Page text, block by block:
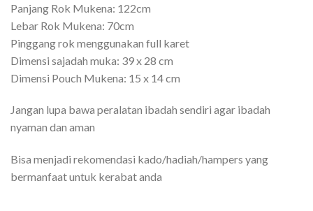
Panjang Rok Mukena: 122cm
Lebar Rok Mukena: 70cm
Pinggang rok menggunakan full karet
Dimensi sajadah muka: 39 x 28 cm
Dimensi Pouch Mukena: 15 x 14 cm
Jangan lupa bawa peralatan ibadah sendiri agar ibadah
nyaman dan aman
Bisa menjadi rekomendasi kado/hadiah/hampers yang
bermanfaat untuk kerabat anda